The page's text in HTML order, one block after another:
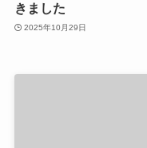
きました
2025年10月29日